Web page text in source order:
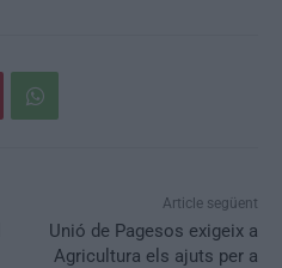
Article següent
Unió de Pagesos exigeix a
Agricultura els ajuts per a